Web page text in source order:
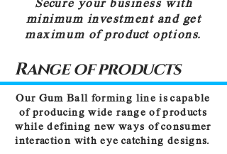
Secure your business with
minimum investment and get
maximum of product options.
Range of products
Our Gum Ball forming line is capable
of producing wide range of products
while defining new ways of consumer
interaction with eye catching designs.